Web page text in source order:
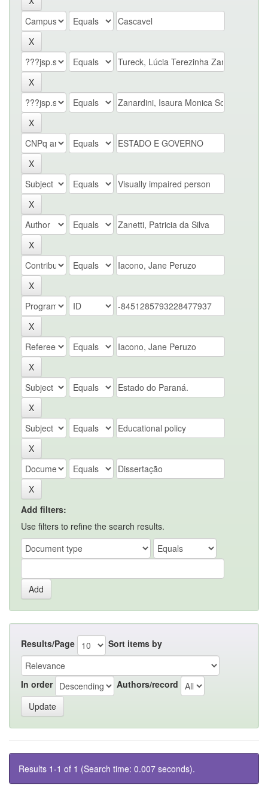
Add filters:
Use filters to refine the search results.
Results/Page Sort items by
In order Authors/record
Results 1-1 of 1 (Search time: 0.007 seconds).